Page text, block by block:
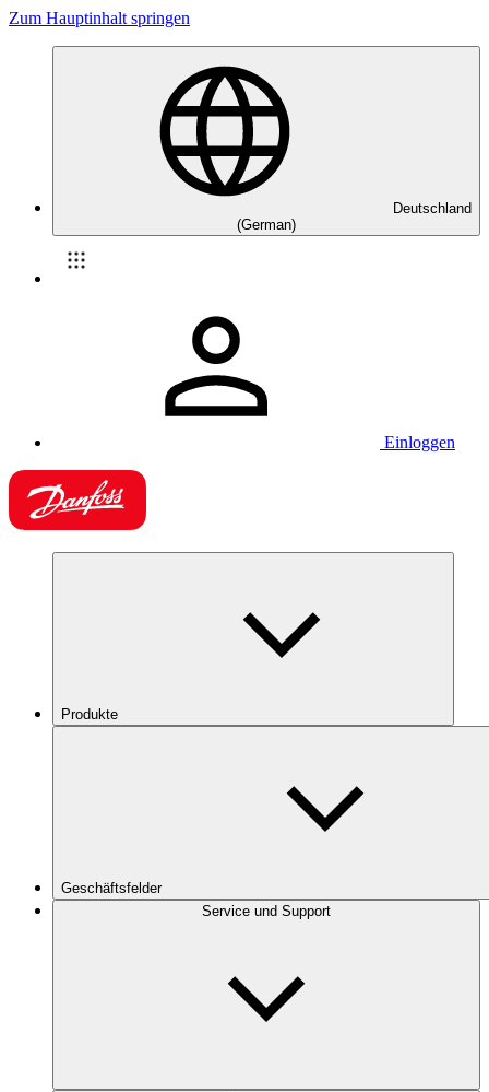
Zum Hauptinhalt springen
Deutschland
(German)
Einloggen
Produkte
Geschäftsfelder
Service und Support